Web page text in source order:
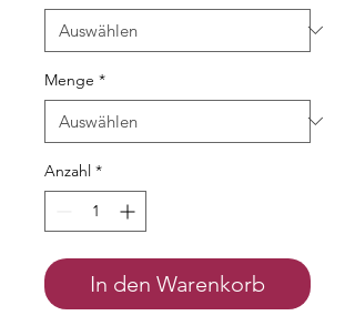
Menge *
Anzahl *
In den Warenkorb